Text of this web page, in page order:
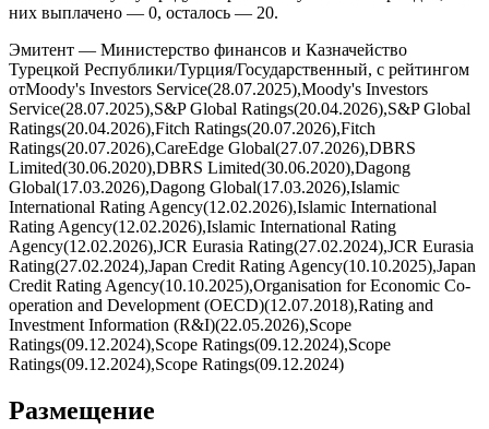
них выплачено — 0, осталось — 20.
Эмитент — Министерство финансов и Казначейство
Турецкой Республики/Турция/Государственный, с рейтингом
отMoody's Investors Service(28.07.2025),Moody's Investors
Service(28.07.2025),S&P Global Ratings(20.04.2026),S&P Global
Ratings(20.04.2026),Fitch Ratings(20.07.2026),Fitch
Ratings(20.07.2026),CareEdge Global(27.07.2026),DBRS
Limited(30.06.2020),DBRS Limited(30.06.2020),Dagong
Global(17.03.2026),Dagong Global(17.03.2026),Islamic
International Rating Agency(12.02.2026),Islamic International
Rating Agency(12.02.2026),Islamic International Rating
Agency(12.02.2026),JCR Eurasia Rating(27.02.2024),JCR Eurasia
Rating(27.02.2024),Japan Credit Rating Agency(10.10.2025),Japan
Credit Rating Agency(10.10.2025),Organisation for Economic Co-
operation and Development (OECD)(12.07.2018),Rating and
Investment Information (R&I)(22.05.2026),Scope
Ratings(09.12.2024),Scope Ratings(09.12.2024),Scope
Ratings(09.12.2024),Scope Ratings(09.12.2024)
Размещение